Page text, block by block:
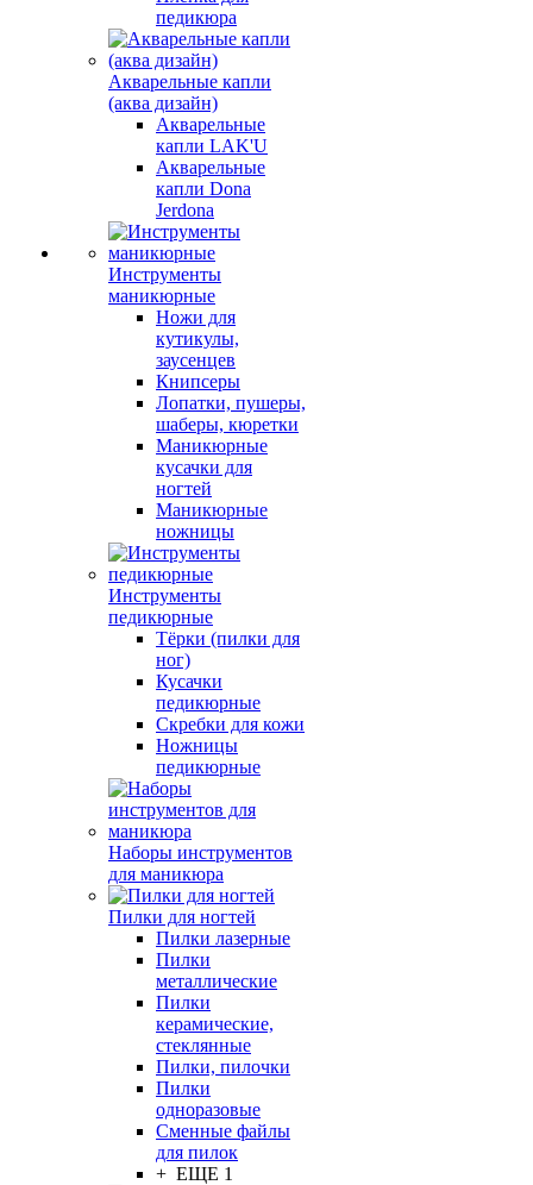
педикюра
Акварельные капли
(аква дизайн)
Акварельные
капли LAK'U
Акварельные
капли Dona
Jerdona
Инструменты
маникюрные
Ножи для
кутикулы,
заусенцев
Книпсеры
Лопатки, пушеры,
шаберы, кюретки
Маникюрные
кусачки для
ногтей
Маникюрные
ножницы
Инструменты
педикюрные
Тёрки (пилки для
ног)
Кусачки
педикюрные
Скребки для кожи
Ножницы
педикюрные
Наборы инструментов
для маникюра
Пилки для ногтей
Пилки лазерные
Пилки
металлические
Пилки
керамические,
стеклянные
Пилки, пилочки
Пилки
одноразовые
Сменные файлы
для пилок
+ ЕЩЕ 1